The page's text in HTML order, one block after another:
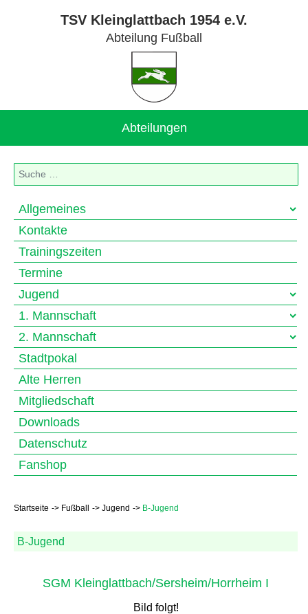
TSV Kleinglattbach 1954 e.V.
Abteilung Fußball
Abteilungen
Suchen
Allgemeines
Kontakte
Trainingszeiten
Termine
Jugend
1. Mannschaft
2. Mannschaft
Stadtpokal
Alte Herren
Mitgliedschaft
Downloads
Datenschutz
Fanshop
Startseite Fußball Jugend B-Jugend
B-Jugend
SGM Kleinglattbach/Sersheim/Horrheim I
Bild folgt!